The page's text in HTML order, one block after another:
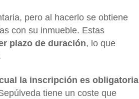
pero al hacerlo se obtiene
con su inmueble. Estas
plazo de duración, lo que
la inscripción es obligatoria
tiene un coste que